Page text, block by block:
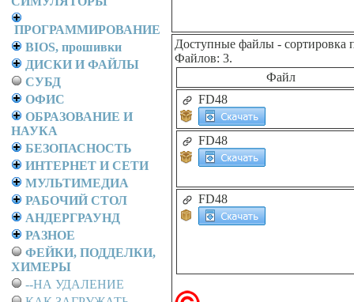
ПРОГРАММИРОВАНИЕ
BIOS, прошивки
ДИСКИ И ФАЙЛЫ
СУБД
ОФИС
ОБРАЗОВАНИЕ И
НАУКА
БЕЗОПАСНОСТЬ
ИНТЕРНЕТ И СЕТИ
МУЛЬТИМЕДИА
РАБОЧИЙ СТОЛ
АНДЕРГРАУНД
РАЗНОЕ
ФЕЙКИ, ПОДДЕЛКИ,
ХИМЕРЫ
--НА УДАЛЕНИЕ
Доступные файлы - сортировка
Файлов: 3.
Файл
FD48
FD48
FD48